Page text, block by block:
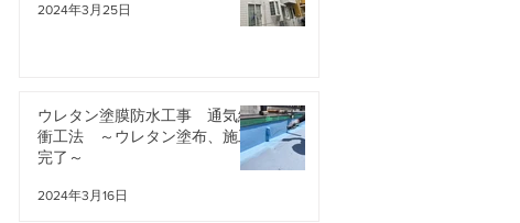
2024年3月25日
ウレタン塗膜防水工事 通気緩
衝工法 ～ウレタン塗布、施工
完了～
2024年3月16日